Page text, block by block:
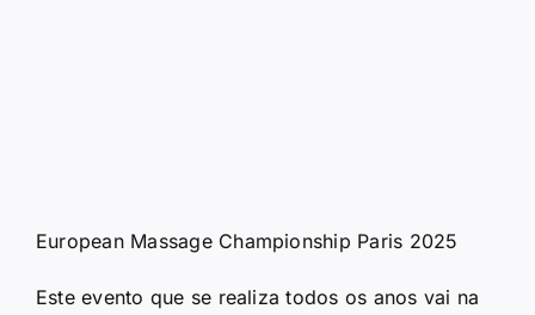
European Massage Championship Paris 2025
Este evento que se realiza todos os anos vai na